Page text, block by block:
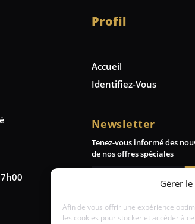
Gérer
Afin de vous offrir une expérience
les cookies pour stocker et accéder à
Profil
Accueil
Identifiez-Vous
Newsletter
Tenez-vous informé des
de nos offres spéciales